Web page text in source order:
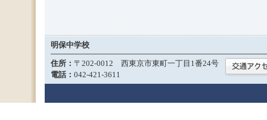
明保中学校
住所： 〒202-0012 西東京市東町一丁目1番24号
電話： 042-421-3611